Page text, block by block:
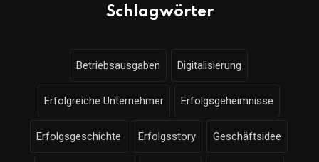
Schlagwörter
Betriebsausgaben Digitalisierung
Erfolgreiche Unternehmer Erfolgsgeheimnisse
Erfolgsgeschichte Erfolgsstory Geschäftsidee